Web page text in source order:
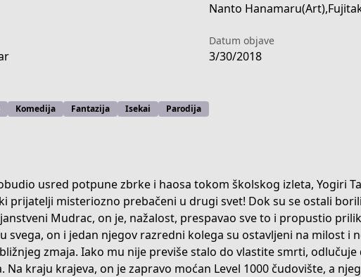
so-overpowered-no-one-in-this-other-world-stands-a-chance-
so-overpowered-no-one-in-this-other-world-stands-a-chance-
Nanto
Datum objave
3/30/2018
Komediја Fantazija Isekai Parodija
usred potpune zbrke i haosa tokom školskog izleta, Yogiri
prijatelji misteriozno prebačeni u drugi svet! Dok su se ostali
Mudrac, on je, nažalost, prespavao sve to i propustio
svega, on i jedan njegov razredni kolega su ostavljeni na milost i
zmaja. Iako mu nije previše stalo do vlastite smrti, odlučuje
Na kraju krajeva, on je zapravo moćan Level 1000 čudovište, a